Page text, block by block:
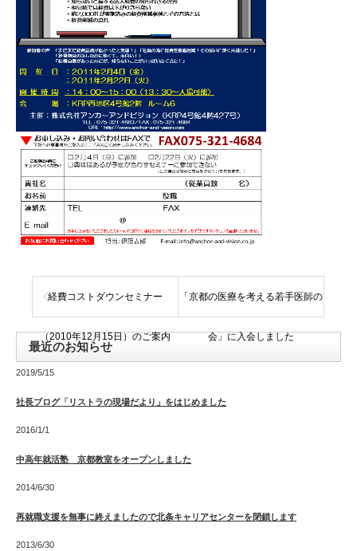
経費コストダウンセミナー
（2010年12月15日）のご案内
「京都の医療を考える若手医師の
会」に入会しました
最近のお知らせ
2019/5/15
社長ブログ「リストラの現場だより」をはじめました
2016/1/1
中高年就活塾 京都教室をオープンしました
2014/6/30
再就職支援を無事に終えましたので北条キャリアセンターを閉鎖します
2013/6/30